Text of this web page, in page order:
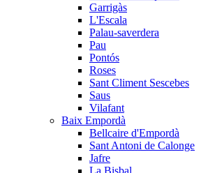
Garrigàs
L'Escala
Palau-saverdera
Pau
Pontós
Roses
Sant Climent Sescebes
Saus
Vilafant
Baix Empordà
Bellcaire d'Empordà
Sant Antoni de Calonge
Jafre
La Bisbal